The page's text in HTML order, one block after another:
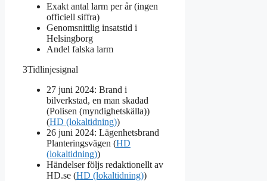
Exakt antal larm per år (ingen
officiell siffra)
Genomsnittlig insatstid i
Helsingborg
Andel falska larm
3Tidlinjesignal
27 juni 2024: Brand i
bilverkstad, en man skadad
(Polisen (myndighetskälla))
(HD (lokaltidning))
26 juni 2024: Lägenhetsbrand
Planteringsvägen (HD
(lokaltidning))
Händelser följs redaktionellt av
HD.se (HD (lokaltidning))